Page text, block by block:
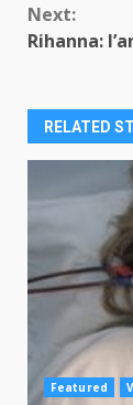
Next:
Rihanna:
RELATED
Featured